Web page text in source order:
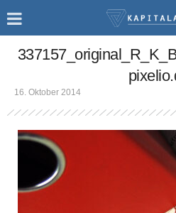
16. Oktober 2014